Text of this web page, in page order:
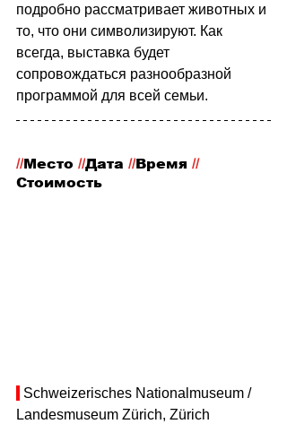
подробно рассматривает животных и
то, что они символизируют. Как
всегда, выставка будет
сопровождаться разнообразной
программой для всей семьи.
//Место //Дата //Время //
Стоимость
Schweizerisches Nationalmuseum /
Landesmuseum Zürich, Zürich